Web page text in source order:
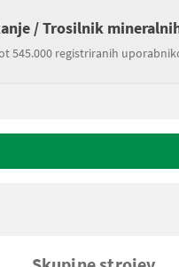
/ Trosilnik
545.000 registriranih